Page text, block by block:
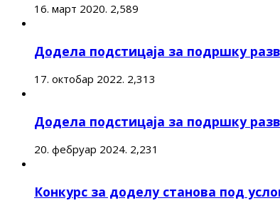
16. март 2020. 2,589
Додела подстицаја за подршку
17. октобар 2022. 2,313
Додела подстицаја за подршку
20. фебруар 2024. 2,231
Конкурс за доделу станова под